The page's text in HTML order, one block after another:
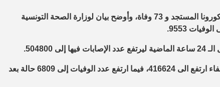
سجلت تونس خلال الـ 24 ساعة الماضية 2649 إصابة جديدة بفيروس كورونا المستجد و 73 وفاة، وأوضح بيان لوزارة الصحة التونسية
وذكرت وزارة الصحة العامة فى لبنان اليوم أن إجمالى عدد حالات الشفاء ارتفع الى 416624، فيما ارتفع عدد الوفيات إلى 6809 حالة بعد